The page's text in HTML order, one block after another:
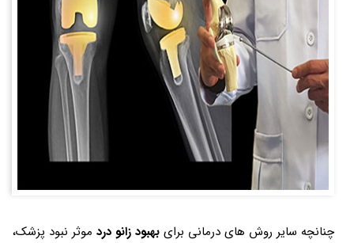
چنانچه سایر روش های درمانی برای بهبود زانو درد موثر نبود پزشک،